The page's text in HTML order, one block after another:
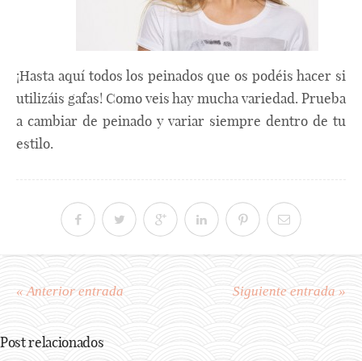
¡Hasta aquí todos los peinados que os podéis hacer si
utilizáis gafas! Como veis hay mucha variedad. Prueba
a cambiar de peinado y variar siempre dentro de tu
estilo.
« Anterior entrada Siguiente entrada »
Post relacionados